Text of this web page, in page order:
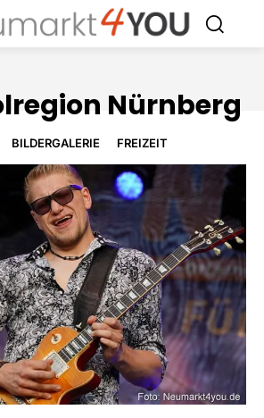
Nürnberg
BILDERGALERIE FREIZEIT